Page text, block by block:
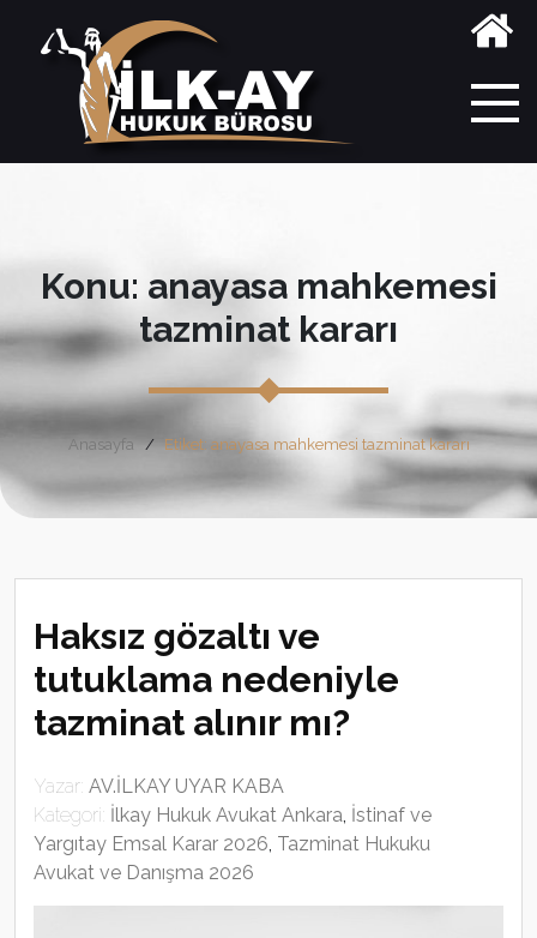
Konu: anayasa mahkemesi
tazminat kararı
Anasayfa Etiket: anayasa mahkemesi tazminat kararı
Haksız gözaltı ve
tutuklama nedeniyle
tazminat alınır mı?
Yazar: AV.İLKAY UYAR KABA
Kategori: İlkay Hukuk Avukat Ankara, İstinaf ve
Yargıtay Emsal Karar 2026, Tazminat Hukuku
Avukat ve Danışma 2026